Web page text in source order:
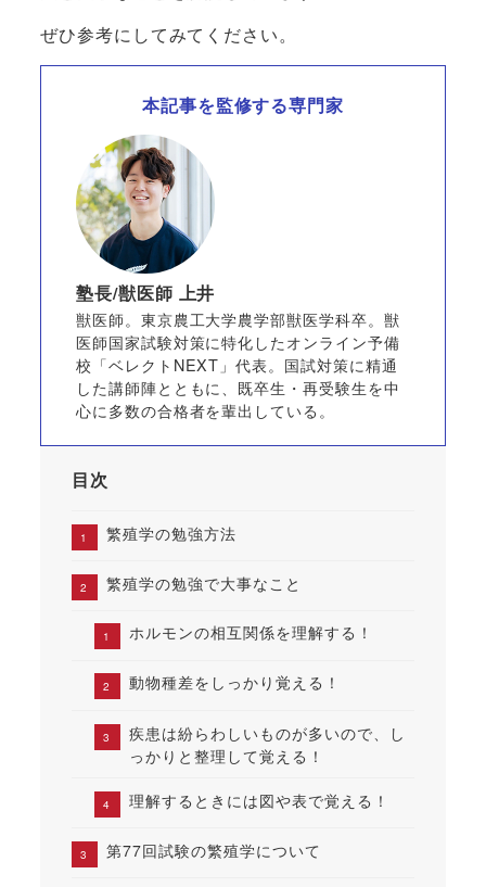
ぜひ参考にしてみてください。
本記事を監修する専門家
塾長/獣医師 上井
獣医師。東京農工大学農学部獣医学科卒。獣
医師国家試験対策に特化したオンライン予備
校「ベレクトNEXT」代表。国試対策に精通
した講師陣とともに、既卒生・再受験生を中
心に多数の合格者を輩出している。
目次
繁殖学の勉強方法
繁殖学の勉強で大事なこと
ホルモンの相互関係を理解する！
動物種差をしっかり覚える！
疾患は紛らわしいものが多いので、し
っかりと整理して覚える！
理解するときには図や表で覚える！
第77回試験の繁殖学について